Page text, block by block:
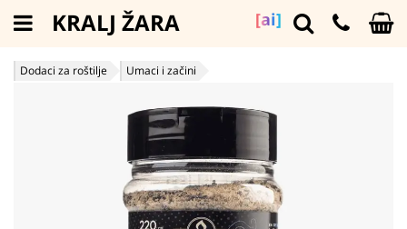
[ai]
KRALJ ŽARA
Dodaci za roštilje Umaci i začini